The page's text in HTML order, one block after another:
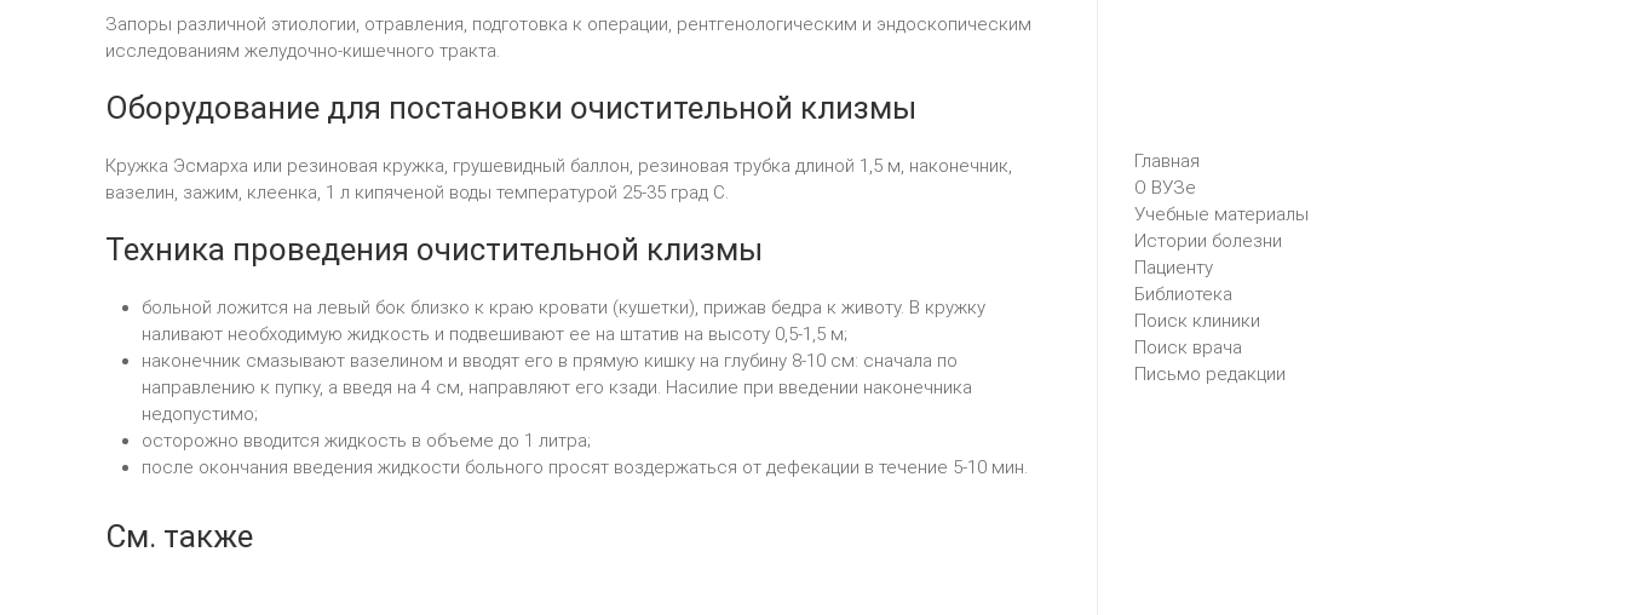
Запоры различной этиологии, отравления, подготовка к операции, рентгенологическим и эндоскопическим
исследованиям желудочно-кишечного тракта.
Оборудование для постановки очистительной клизмы
Кружка Эсмарха или резиновая кружка, грушевидный баллон, резиновая трубка длиной 1,5 м, наконечник,
вазелин, зажим, клеенка, 1 л кипяченой воды температурой 25-35 град С.
Техника проведения очистительной клизмы
больной ложится на левый бок близко к краю кровати (кушетки), прижав бедра к животу. В кружку
наливают необходимую жидкость и подвешивают ее на штатив на высоту 0,5-1,5 м;
наконечник смазывают вазелином и вводят его в прямую кишку на глубину 8-10 см: сначала по
направлению к пупку, а введя на 4 см, направляют его кзади. Насилие при введении наконечника
недопустимо;
осторожно вводится жидкость в объеме до 1 литра;
после окончания введения жидкости больного просят воздержаться от дефекации в течение 5-10 мин.
См. также
Главная
О ВУЗе
Учебные материалы
Истории болезни
Пациенту
Библиотека
Поиск клиники
Поиск врача
Письмо редакции